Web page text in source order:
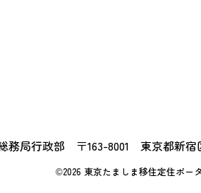
務局行政部 〒163-8001 東京都新
©2026 東京たましま移住定住ポー